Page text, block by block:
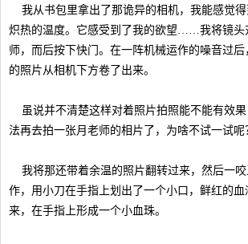
我从书包里拿出了那诡异的相机，我能感觉得
炽热的温度。它感受到了我的欲望……我将镜头
师，而后按下快门。在一阵机械运作的噪音过
的照片从相机下方卷了出来。
虽说并不清楚这样对着照片拍照能不能有效
法再去拍一张月老师的相片了，为啥不试一试呢
我将那还带着余温的照片翻转过来，然后一
作，用小刀在手指上划出了一个小口，鲜红的
来，在手指上形成一个小血珠。